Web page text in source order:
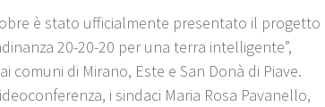
è stato ufficialmente presentato il progetto
20-20-20 per una terra intelligente”,
comuni di Mirano, Este e San Donà di Piave.
i sindaci Maria Rosa Pavanello,